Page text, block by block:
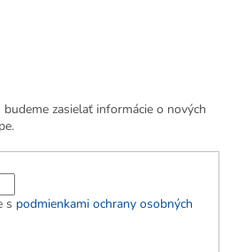
zasielať informácie o nových
s podmienkami ochrany osobných